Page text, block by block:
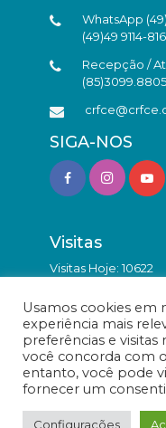
WhatsApp (49)
(49)49 9114-
Recepção /
SIGA-NOS
Visitas
Visitas Hoje: 10622
Todos os direitos
Usamos cookies em
experiência mais
preferências e visitas
você concorda com
entanto, você pode
fornecer um
Configurações